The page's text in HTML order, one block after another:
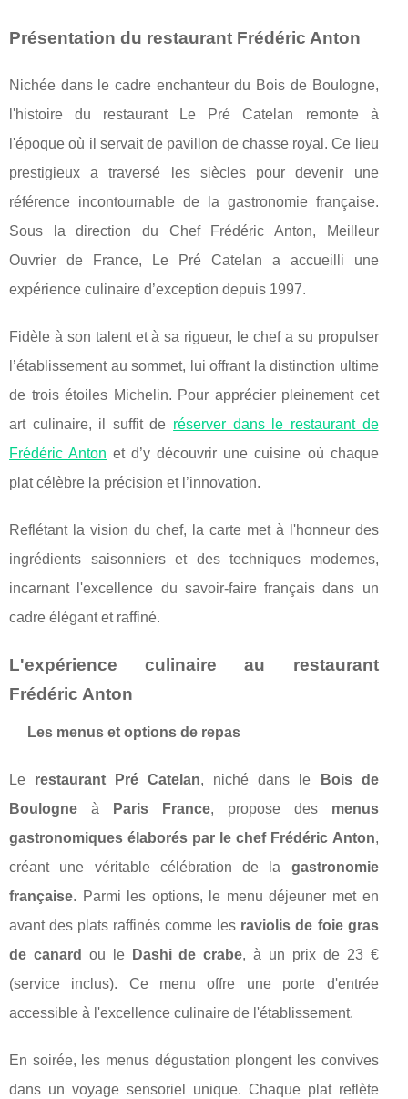
Présentation du restaurant Frédéric Anton
Nichée dans le cadre enchanteur du Bois de Boulogne,
l'histoire du restaurant Le Pré Catelan remonte à
l'époque où il servait de pavillon de chasse royal. Ce lieu
prestigieuxa traversé les siècles pour devenir une
référence incontournable de la gastronomie française.
Sous la direction du Chef Frédéric Anton, Meilleur
Ouvrier de France, Le Pré Catelan a accueilli une
expérience culinaire d’exception depuis 1997.
Fidèle à son talent et à sa rigueur, le chef a su propulser
l’établissement au sommet, lui offrant la distinction ultime
de trois étoiles Michelin. Pour apprécier pleinement cet
art culinaire, il suffit de réserver dans le restaurant de
Frédéric Anton et d’y découvrir une cuisine où chaque
plat célèbre la précision et l’innovation.
Reflétant la vision du chef, la carte met à l'honneur des
ingrédients saisonniers et des techniques modernes,
incarnant l'excellence du savoir-faire français dans un
cadre élégant et raffiné.
L'expérience culinaire au restaurant
Frédéric Anton
Les menus et options de repas
Le restaurant Pré Catelan, niché dans le
Bois de
Boulogne à Paris France, propose des menus
gastronomiques élaborés par le chef Frédéric Anton,
créant une véritable célébration de la gastronomie
française. Parmi les options, le menu déjeuner met en
avant des plats raffinés comme les raviolis de foie gras
de canard
ou le Dashi de crabe, à un prix de 23 €
(service inclus). Ce menu offre une porte d'entrée
accessible à l'excellence culinaire de l'établissement.
En soirée, les menus dégustation plongent les convives
dans un voyage sensoriel unique. Chaque plat reflète